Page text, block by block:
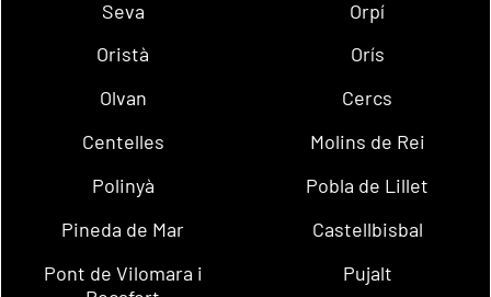
Seva
Orpí
Oristà
Orís
Olvan
Cercs
Centelles
Molins de Rei
Polinyà
Pobla de Lillet
Pineda de Mar
Castellbisbal
Pont de Vilomara i
Pujalt